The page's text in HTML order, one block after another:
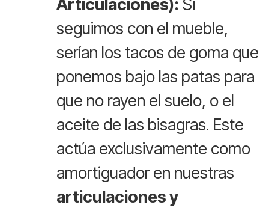
Articulaciones): Si
seguimos con el mueble,
serían los tacos de goma que
ponemos bajo las patas para
que no rayen el suelo, o el
aceite de las bisagras. Este
actúa exclusivamente como
amortiguador en nuestras
articulaciones y